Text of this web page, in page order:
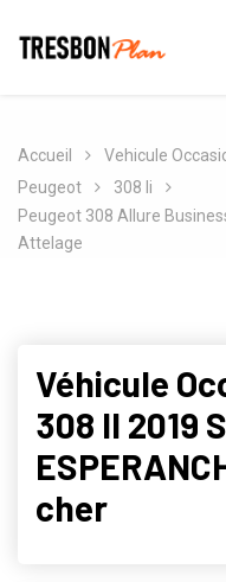
Accueil Vehicule
Peugeot
308 Ii
Peugeot 308 Allure
Attelage
Véhicule
308 II 2019
cher